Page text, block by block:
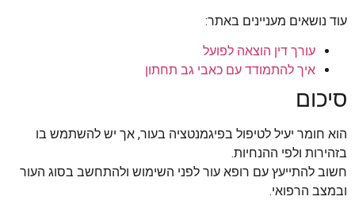
עוד נושאים מעניינים באתר:
עורך דין הוצאה לפועל
איך להתמודד עם כאבי גב תחתון
סיכום
הוא חומר יעיל לטיפול בפיגמנטציה בעור, אך יש להשתמש בו
בזהירות ולפי ההנחיות.
חשוב להתייעץ עם רופא עור לפני השימוש ולהתחשב בסוג העור
ובמצב הרפואי.